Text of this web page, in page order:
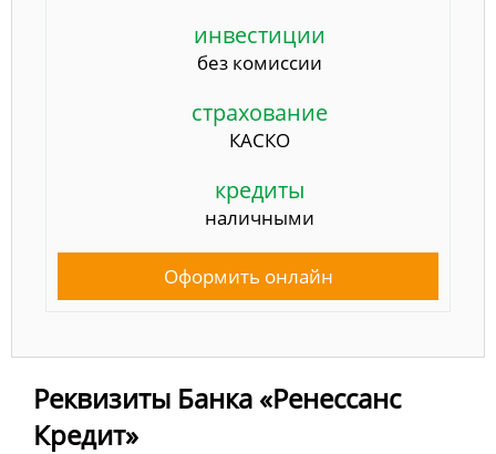
инвестиции
без комиссии
страхование
КАСКО
кредиты
наличными
Оформить онлайн
Реквизиты Банка «Ренессанс
Кредит»